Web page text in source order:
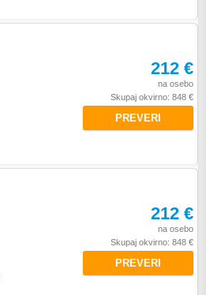
212 €
na osebo
Skupaj okvirno: 848 €
PREVERI
212 €
na osebo
Skupaj okvirno: 848 €
PREVERI